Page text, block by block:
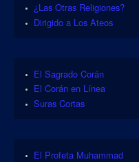
¿Las Otras Religiones?
Dirigido a Los Ateos
El Sagrado Corán
El Corán en Línea
Suras Cortas
El Profeta Muhammad